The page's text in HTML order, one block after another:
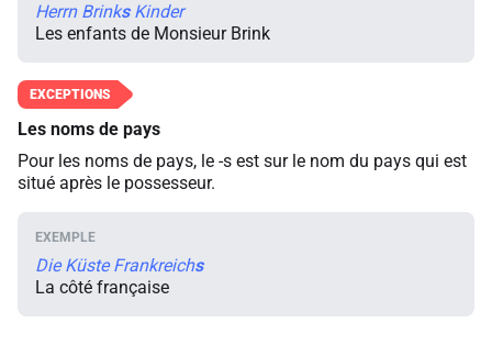
Herrn BrinksKinder
Les enfants de Monsieur Brink
Les noms de pays
Pour les noms de pays, le -s est sur le nom du pays qui est
situé après le possesseur.
Die Küste Frankreichs
La côté française